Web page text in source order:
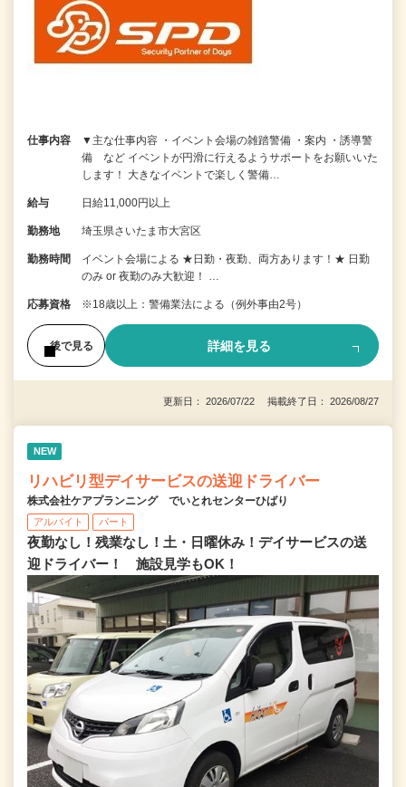
仕事内容
▼主な仕事内容 ・イベント会場の雑踏警備 ・案内 ・誘導警
備 など イベントが円滑に行えるようサポートをお願いいた
します！ 大きなイベントで楽しく警備…
給与 日給11,000円以上
勤務地 埼玉県さいたま市大宮区
勤務時間
イベント会場による ★日勤・夜勤、両方あります！★ 日勤
のみ or 夜勤のみ大歓迎！ …
応募資格 ※18歳以上：警備業法による（例外事由2号）
後で見る 詳細を見る
更新日： 2026/07/22 掲載終了日： 2026/08/27
NEW
リハビリ型デイサービスの送迎ドライバー
株式会社ケアプランニング でいとれセンターひばり
アルバイト パート
夜勤なし！残業なし！土・日曜休み！デイサービスの送
迎ドライバー！ 施設見学もOK！